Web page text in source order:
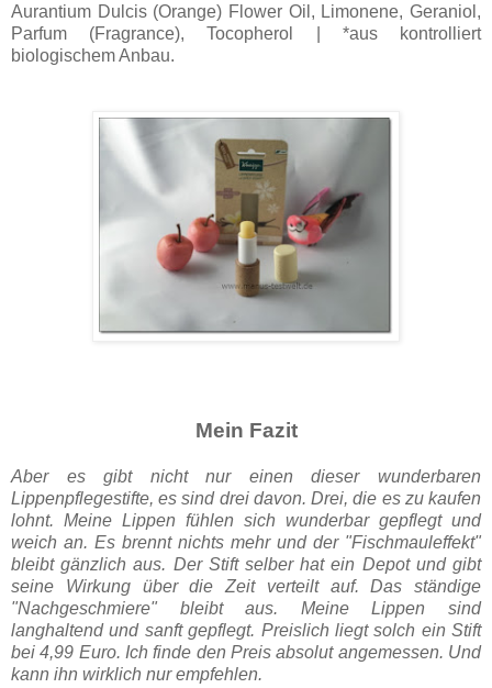
Aurantium Dulcis (Orange) Flower Oil, Limonene, Geraniol,
Parfum (Fragrance), Tocopherol | *aus kontrolliert
biologischem Anbau.
Mein Fazit
Aber es gibt nicht nur einen dieser wunderbaren
Lippenpflegestifte, es sind drei davon. Drei, die es zu kaufen
lohnt. Meine Lippen fühlen sich wunderbar gepflegt und
weich an. Es brennt nichts mehr und der "Fischmauleffekt"
bleibt gänzlich aus. Der Stift selber hat ein Depot und gibt
seine Wirkung über die Zeit verteilt auf. Das ständige
"Nachgeschmiere" bleibt aus. Meine Lippen sind
langhaltend und sanft gepflegt. Preislich liegt solch ein Stift
bei 4,99 Euro. Ich finde den Preis absolut angemessen. Und
kann ihn wirklich nur empfehlen.